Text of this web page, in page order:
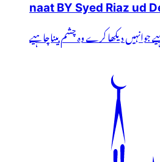
naat BY Syed Riaz ud
دیکھا کرے وہ چشم بیناچاہیے